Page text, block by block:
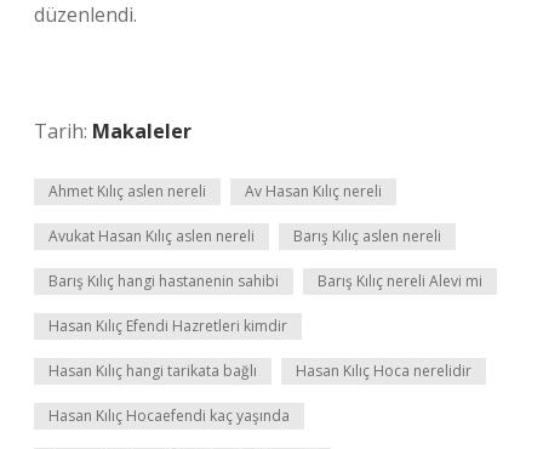
düzenlendi.
Tarih: Makaleler
Ahmet Kılıç aslen nereli Av Hasan Kılıç nereli
Avukat Hasan Kılıç aslen nereli Barış Kılıç aslen nereli
Barış Kılıç hangi hastanenin sahibi Barış Kılıç nereli Alevi mi
Hasan Kılıç Efendi Hazretleri kimdir
Hasan Kılıç hangi tarikata bağlı Hasan Kılıç Hoca nerelidir
Hasan Kılıç Hocaefendi kaç yaşında